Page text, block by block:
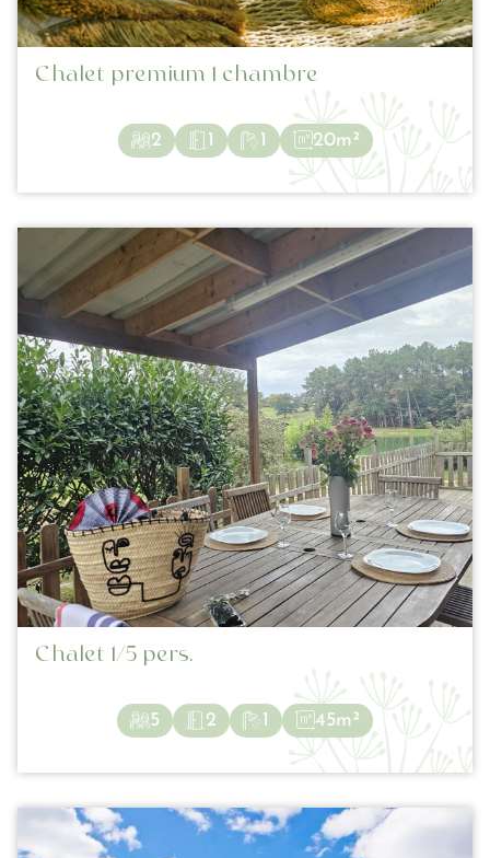
Chalet premium 1 chambre
2 1 1 20m²
Chalet 1/5 pers.
5 2 1 45m²